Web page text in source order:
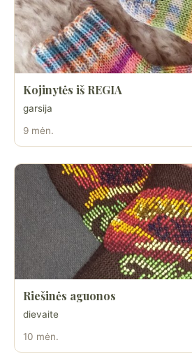
Kojinytės iš REGIA
garsija
9 mėn.
Riešinės aguonos
dievaite
10 mėn.